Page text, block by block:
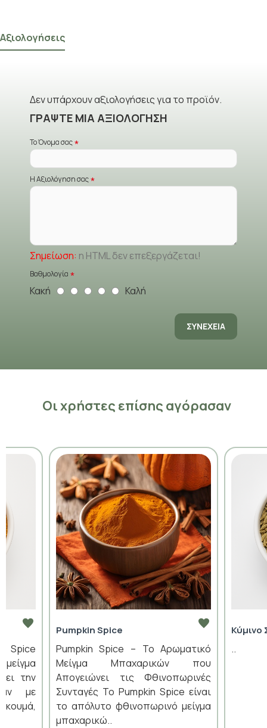
Αξιολογήσεις
Δεν υπάρχουν αξιολογήσεις για το προϊόν.
ΓΡΆΨΤΕ ΜΙΑ ΑΞΙΟΛΌΓΗΣΗ
Το Όνομα σας
Η Αξιολόγηση σας
Σημείωση: η HTML δεν επεξεργάζεται!
Βαθμολογία
Κακή Καλή
ΣΥΝΈΧΕΙΑ
Οι χρήστες επίσης αγόρασαν
Spice
την
με
Pumpkin Spice
Pumpkin Spice – Το Αρωματικό
Μείγμα Μπαχαρικών που
Απογειώνει τις Φθινοπωρινές
Συνταγές Το Pumpkin Spice είναι
το απόλυτο φθινοπωρινό μείγμα
μπαχαρικώ..
Κύμινο
..